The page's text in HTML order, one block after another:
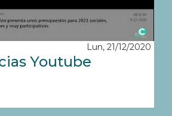
Lun, 21/12/2020
Youtube